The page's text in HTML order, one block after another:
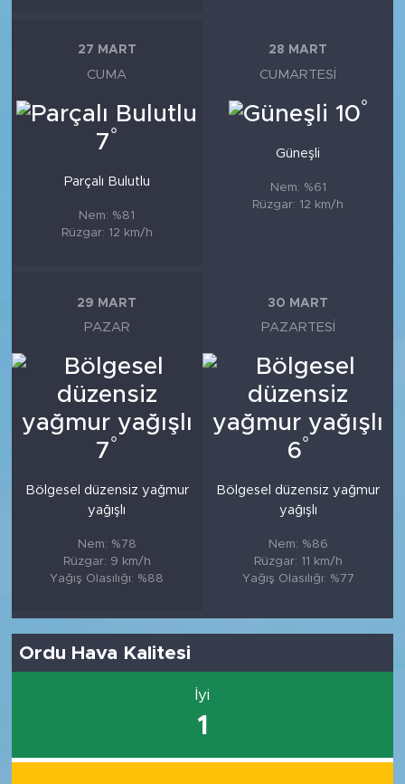
27 MART
CUMA
7°
Parçalı Bulutlu
Nem: %81
Rüzgar: 12 km/h
28 MART
CUMARTESI
10°
Güneşli
Nem: %61
Rüzgar: 12 km/h
29 MART
PAZAR
7°
Bölgesel düzensiz yağmur
yağışlı
Nem: %78
Rüzgar: 9 km/h
Yağış Olasılığı: %88
30 MART
PAZARTESI
6°
Bölgesel düzensiz yağmur
yağışlı
Nem: %86
Rüzgar: 11 km/h
Yağış Olasılığı: %77
Ordu Hava Kalitesi
İyi
1